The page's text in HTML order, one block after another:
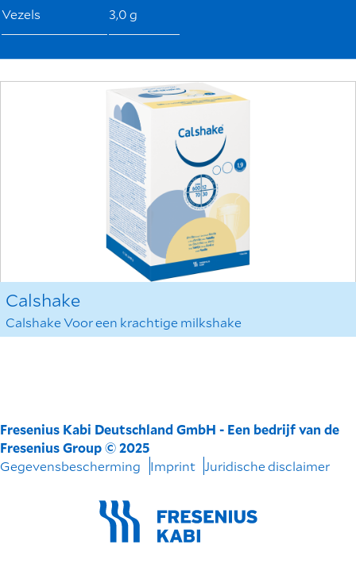
Vezels 3,0 g
Calshake
Calshake Voor een krachtige milkshake
Fresenius Kabi Deutschland GmbH - Een bedrijf van de
Fresenius Group © 2025
Gegevensbescherming
Imprint Juridische disclaimer